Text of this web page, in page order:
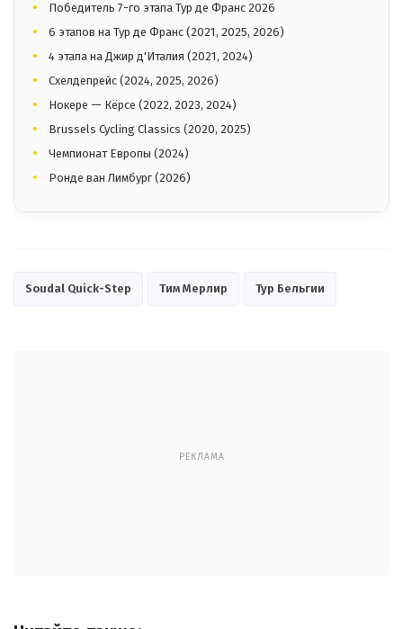
Победитель 7-го этапа Тур де Франс 2026
6 этапов на Тур де Франс (2021, 2025, 2026)
4 этапа на Джир д'Италия (2021, 2024)
Схелдепрейс (2024, 2025, 2026)
Нокере — Кёрсе (2022, 2023, 2024)
Brussels Cycling Classics (2020, 2025)
Чемпионат Европы (2024)
Ронде ван Лимбург (2026)
Soudal Quick-Step Тим Мерлир Тур Бельгии
РЕКЛАМА